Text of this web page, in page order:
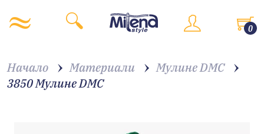
0
Начало Материали
Мулине DMC
3850 Мулине DMC